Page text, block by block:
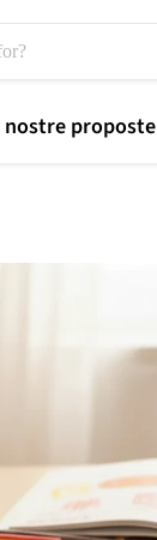
nostre proposte